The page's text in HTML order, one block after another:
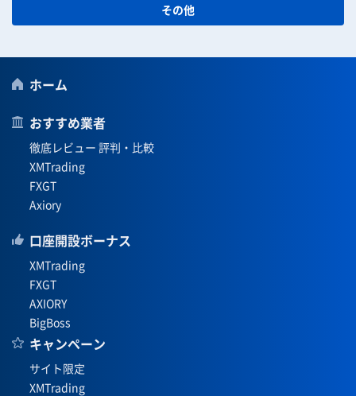
その他
ホーム
おすすめ業者
徹底レビュー 評判・比較
XMTrading
FXGT
Axiory
口座開設ボーナス
XMTrading
FXGT
AXIORY
BigBoss
キャンペーン
サイト限定
XMTrading